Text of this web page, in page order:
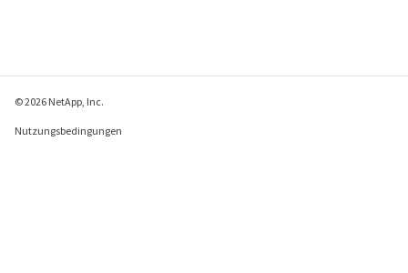
© 2026 NetApp, Inc.
Nutzungsbedingungen